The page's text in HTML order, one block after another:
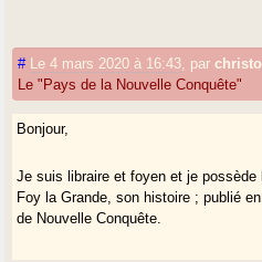
# Le 4 mars 2020 à 16:43 par
Le "Pays de la Nouvelle Conquête"
Bonjour,
Je suis libraire et foyen et je possède
Foy la Grande, son histoire ; publié
de Nouvelle Conquête.